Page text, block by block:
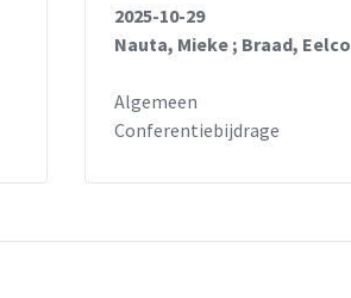
2025-10-29
Nauta, Mieke ; Braad, Eelco
Algemeen
Conferentiebijdrage